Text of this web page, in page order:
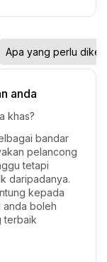
Apa yang perlu
anda
khas?
bandar
pelancong
tetapi
daripadanya.
kepada
anda boleh
terbaik